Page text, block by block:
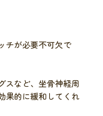
チが必要不可欠で
スなど、坐骨神経周
果的に緩和してくれ